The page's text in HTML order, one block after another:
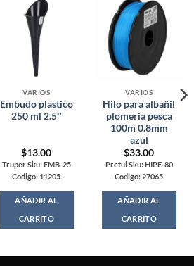
VARIOS
Embudo plastico
250 ml 2.5″
$13.00
Truper Sku: EMB-25
Codigo: 11205
AÑADIR AL
CARRITO
VARIOS
Hilo para albañil
plomeria pesca
100m 0.8mm
azul
$33.00
Pretul Sku: HIPE-80
Codigo: 27065
AÑADIR AL
CARRITO